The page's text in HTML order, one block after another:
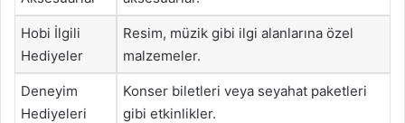
Hobi İlgili
Hediyeler
Resim, müzik gibi ilgi alanlarına özel
malzemeler.
Deneyim
Hediyeleri
Konser biletleri veya seyahat paketleri
gibi etkinlikler.